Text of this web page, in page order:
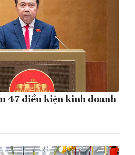
47 điều kiện kinh doanh